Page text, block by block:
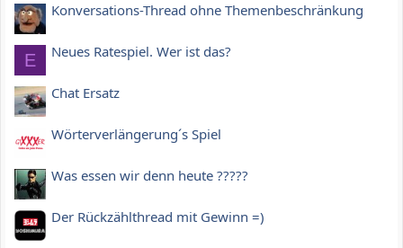
Konversations-Thread ohne Themenbeschränkung
E Neues Ratespiel. Wer ist das?
Chat Ersatz
Wörterverlängerung´s Spiel
Was essen wir denn heute ?????
Der Rückzählthread mit Gewinn =)